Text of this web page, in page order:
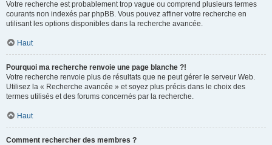
Votre recherche est probablement trop vague ou comprend plusieurs termes
courants non indexés par phpBB. Vous pouvez affiner votre recherche en
utilisant les options disponibles dans la recherche avancée.
Haut
Pourquoi ma recherche renvoie une page blanche ?!
Votre recherche renvoie plus de résultats que ne peut gérer le serveur Web.
Utilisez la « Recherche avancée » et soyez plus précis dans le choix des
termes utilisés et des forums concernés par la recherche.
Haut
Comment rechercher des membres ?